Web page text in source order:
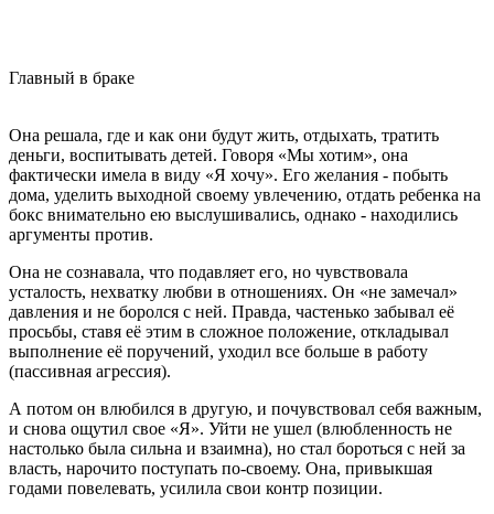
Главный в браке
Она решала, где и как они будут жить, отдыхать, тратить
деньги, воспитывать детей. Говоря «Мы хотим», она
фактически имела в виду «Я хочу». Его желания - побыть
дома, уделить выходной своему увлечению, отдать ребенка на
бокс внимательно ею выслушивались, однако - находились
аргументы против.
Она не сознавала, что подавляет его, но чувствовала
усталость, нехватку любви в отношениях. Он «не замечал»
давления и не боролся с ней. Правда, частенько забывал её
просьбы, ставя её этим в сложное положение, откладывал
выполнение её поручений, уходил все больше в работу
(пассивная агрессия).
А потом он влюбился в другую, и почувствовал себя важным,
и снова ощутил свое «Я». Уйти не ушел (влюбленность не
настолько была сильна и взаимна), но стал бороться с ней за
власть, нарочито поступать по-своему. Она, привыкшая
годами повелевать, усилила свои контр позиции.